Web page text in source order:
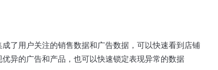
了用户关注的销售数据和广告数据，可以快速看到店铺
异的广告和产品，也可以快速锁定表现异常的数据